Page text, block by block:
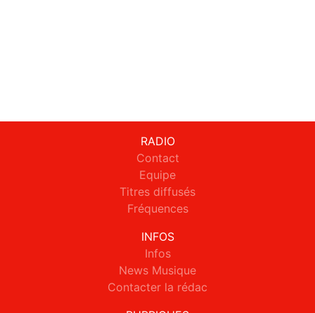
RADIO
Contact
Equipe
Titres diffusés
Fréquences
INFOS
Infos
News Musique
Contacter la rédac